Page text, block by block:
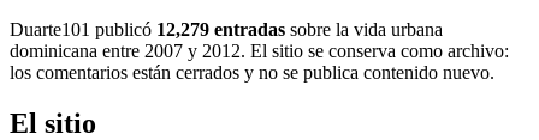
Duarte101 publicó 12,279 entradas sobre la vida urbana
dominicana entre 2007 y 2012. El sitio se conserva como archivo:
los comentarios están cerrados y no se publica contenido nuevo.
El sitio